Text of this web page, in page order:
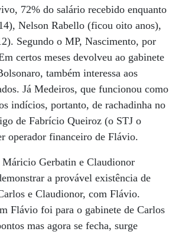
72% do salário recebido enquanto
Nelson Rabello (ficou oito anos),
Segundo o MP, Nascimento, por
certos meses devolveu ao gabinete
também interessa aos
Já Medeiros, que funcionou como
indícios, portanto, de rachadinha no
de Fabrício Queiroz (o STJ o
operador financeiro de Flávio.
Máricio Gerbatin e Claudionor
a provável existência de
e Claudionor, com Flávio.
Flávio foi para o gabinete de Carlos
mas agora se fecha, surge